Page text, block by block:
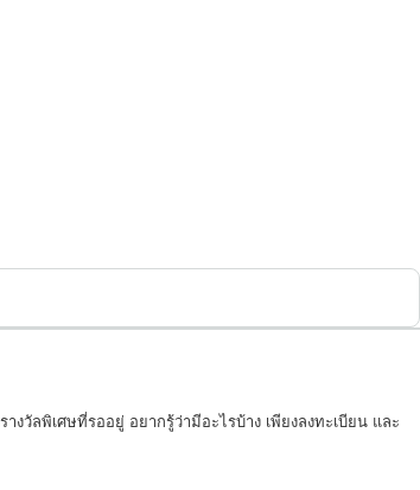
ลพิเศษที่รออยู่ อยากรู้ว่ามีอะไรบ้าง เพียงลงทะเบียน และ